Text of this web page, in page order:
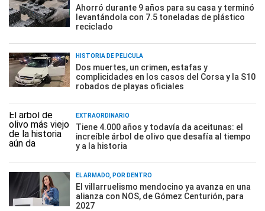
Ahorró durante 9 años para su casa y terminó
levantándola con 7.5 toneladas de plástico
reciclado
HISTORIA DE PELÍCULA
Dos muertes, un crimen, estafas y
complicidades en los casos del Corsa y la S10
robados de playas oficiales
EXTRAORDINARIO
Tiene 4.000 años y todavía da aceitunas: el
increíble árbol de olivo que desafía al tiempo
y a la historia
EL ARMADO, POR DENTRO
El villarruelismo mendocino ya avanza en una
alianza con NOS, de Gómez Centurión, para
2027